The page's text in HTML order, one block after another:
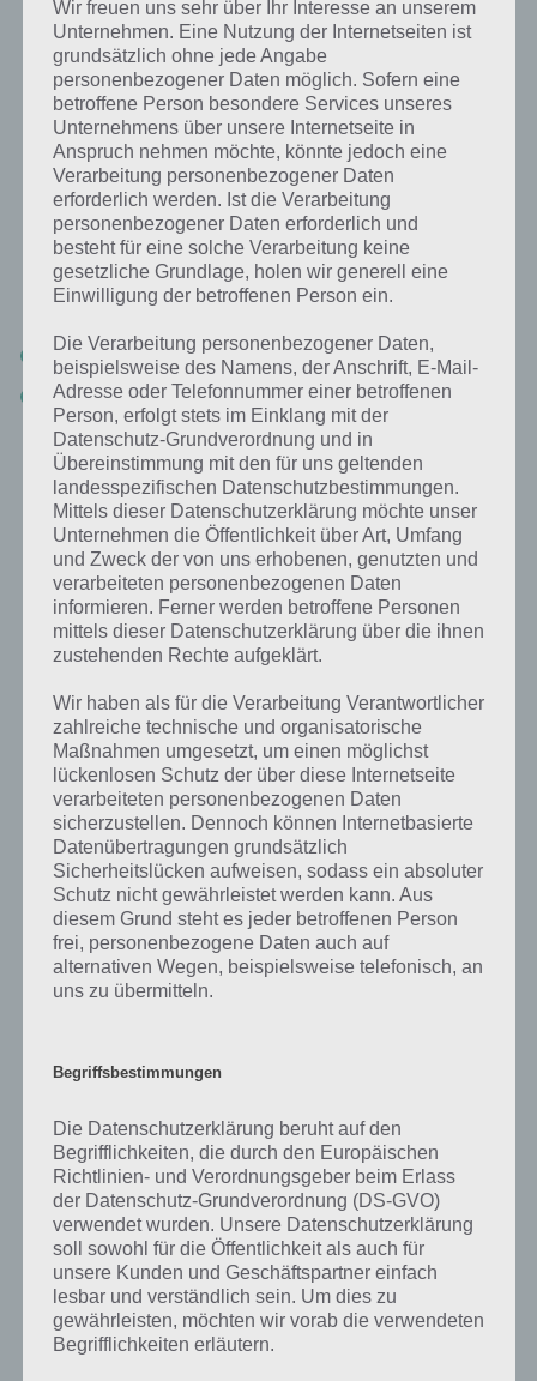
könnt, aktivieren wir den gezinkten 20er oben rechts und dann
tippen wir NEBEN die Burg auf dem Bildschirm. Schon wird die
Aufgabe erfüllt.
Andere Springfields besuchen und Gebäude
angreifen
Im Update Simpsons Springfield Clash of Clones müsst ihr andere
Springfields besuchen und deren Gebäude zerstören. Dazu müssen
jedoch zwei Voraussetzungen erfüllt sein:
Du hast die Barbaren Burg fertiggestellt
Dein Freund / Nachbar hat bereits die Barbaren Burg
Nun kannst du außerdem nur die Gebäude antippen und angreifen,
wo ein Zeichen über dem Gebäude ist. Um schneller passende
Gebäude zu finden, kannst du auch oben rechts auf das Symbol mit
dem Schwert tippen und kommst automatisch in eine andere Stadt.
In der Regel finden sich hier Gebäude zum Zerstören. Bei jedem
Freund kann man fünf Gebäude antippen. Danach heißt es bei
diesem 24 Stunden warten.
Simpsons Springfield Clash of Clones: Nur wenn das
Schwert-Axt-Symbol über einem Gebäude zu sehen
ist, kann dieses angegriffen werden
Holt euch wieder zahlreiche aktive Freunde
Wie bereits erwähnt sind Freunde auch beim Simpsons Springfield
Clash of Clones Update mal wieder das A und O. So müsst ihr vor
allem aktive Freunde haben. Diese können eure Stadt zwar ebenfalls
angreifen, aber wenn ihr die Gebäude wieder aufbaut, bringt euch
das Elixier.
Wenn euer Freund im übrigen euren Angriff mitbekommt und
verteidigt, so erhaltet ihr bei Häusern nur 5 Elixier und 1 Gold (bei
Burgen 10 Elixier und 2 Gold als Belohnung)
Wir freuen uns sehr über Ihr Interesse an unserem
Unternehmen. Eine Nutzung der Internetseiten ist
grundsätzlich ohne jede Angabe
personenbezogener Daten möglich. Sofern eine
betroffene Person besondere Services unseres
Unternehmens über unsere Internetseite in
Anspruch nehmen möchte, könnte jedoch eine
Verarbeitung personenbezogener Daten
erforderlich werden. Ist die Verarbeitung
personenbezogener Daten erforderlich und
besteht für eine solche Verarbeitung keine
gesetzliche Grundlage, holen wir generell eine
Einwilligung der betroffenen Person ein.
Die Verarbeitung personenbezogener Daten,
beispielsweise des Namens, der Anschrift, E-Mail-
Adresse oder Telefonnummer einer betroffenen
Person, erfolgt stets im Einklang mit der
Datenschutz-Grundverordnung und in
Übereinstimmung mit den für uns geltenden
landesspezifischen Datenschutzbestimmungen.
Mittels dieser Datenschutzerklärung möchte unser
Unternehmen die Öffentlichkeit über Art, Umfang
und Zweck der von uns erhobenen, genutzten und
verarbeiteten personenbezogenen Daten
informieren. Ferner werden betroffene Personen
mittels dieser Datenschutzerklärung über die ihnen
zustehenden Rechte aufgeklärt.
Wir haben als für die Verarbeitung Verantwortlicher
zahlreiche technische und organisatorische
Maßnahmen umgesetzt, um einen möglichst
lückenlosen Schutz der über diese Internetseite
verarbeiteten personenbezogenen Daten
sicherzustellen. Dennoch können Internetbasierte
Datenübertragungen grundsätzlich
Sicherheitslücken aufweisen, sodass ein absoluter
Schutz nicht gewährleistet werden kann. Aus
diesem Grund steht es jeder betroffenen Person
frei, personenbezogene Daten auch auf
alternativen Wegen, beispielsweise telefonisch, an
uns zu übermitteln.
Begriffsbestimmungen
Die Datenschutzerklärung beruht auf den
Begrifflichkeiten, die durch den Europäischen
Richtlinien- und Verordnungsgeber beim Erlass
der Datenschutz-Grundverordnung (DS-GVO)
verwendet wurden. Unsere Datenschutzerklärung
soll sowohl für die Öffentlichkeit als auch für
unsere Kunden und Geschäftspartner einfach
lesbar und verständlich sein. Um dies zu
gewährleisten, möchten wir vorab die verwendeten
Begrifflichkeiten erläutern.